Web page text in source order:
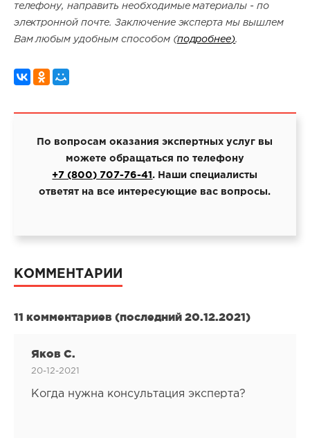
телефону, направить необходимые материалы - по
электронной почте. Заключение эксперта мы вышлем
Вам любым удобным способом (подробнее).
По вопросам оказания экспертных услуг вы
можете обращаться по телефону
+7 (800) 707-76-41. Наши специалисты
ответят на все интересующие вас вопросы.
КОММЕНТАРИИ
11 комментариев (последний 20.12.2021)
Яков С.
20-12-2021
Когда нужна консультация эксперта?